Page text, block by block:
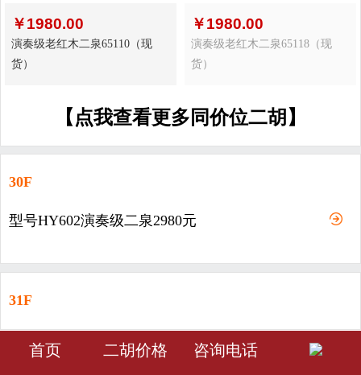
￥1980.00
演奏级老红木二泉65110（现
货）
￥1980.00
演奏级老红木二泉65118（现
货）
【点我查看更多同价位二胡】
30F
型号HY602演奏级二泉2980元
31F
型号HY603-演奏级二泉3980元
󰀁 󰀅
首页 二胡价格 咨询电话